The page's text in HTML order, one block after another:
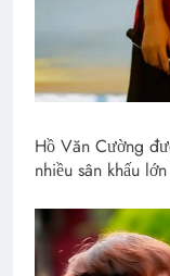
Hồ Văn Cường
nhiều sân khấu